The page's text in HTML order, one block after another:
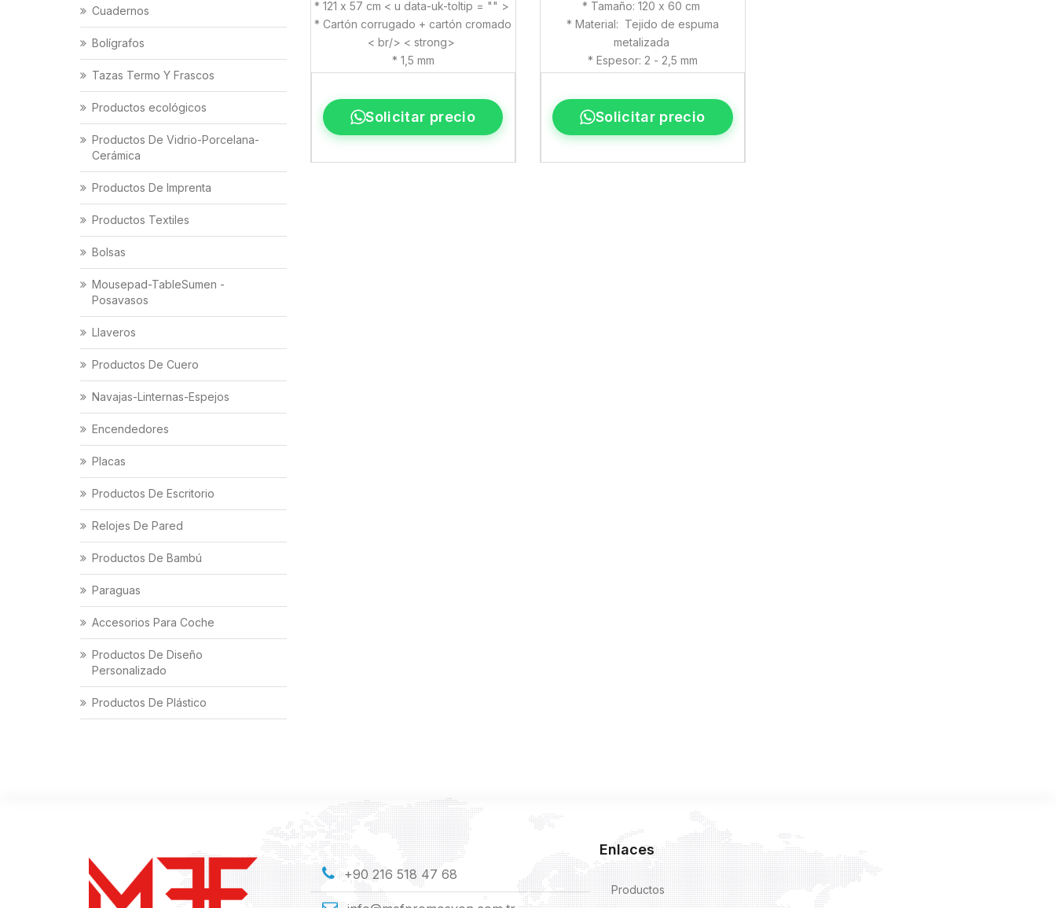
Cuadernos
Bolígrafos
Tazas Termo Y Frascos
Productos ecológicos
Productos De Vidrio-Porcelana-
Cerámica
Productos De Imprenta
Productos Textiles
Bolsas
Mousepad-TableSumen -
Posavasos
Llaveros
Productos De Cuero
Navajas-Linternas-Espejos
Encendedores
Placas
Productos De Escritorio
Relojes De Pared
Productos De Bambú
Paraguas
Accesorios Para Coche
Productos De Diseño
Personalizado
Productos De Plástico
* 121 x 57 cm < u data-uk-toltip = "" >
* Cartón corrugado + cartón cromado
< br/> < strong>
* 1,5 mm
Solicitar precio
* Tamaño: 120 x 60 cm
* Material: Tejido de espuma
metalizada
* Espesor: 2 - 2,5 mm
Solicitar precio
+90 216 518 47 68
Enlaces
Productos